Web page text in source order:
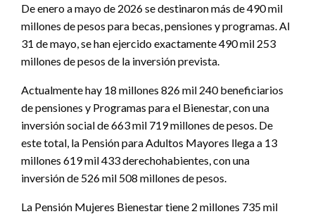
De enero a mayo de 2026 se destinaron más de 490 mil
millones de pesos para becas, pensiones y programas. Al
31 de mayo, se han ejercido exactamente 490 mil 253
millones de pesos de la inversión prevista.
Actualmente hay 18 millones 826 mil 240 beneficiarios
de pensiones y Programas para el Bienestar, con una
inversión social de 663 mil 719 millones de pesos. De
este total, la Pensión para Adultos Mayores llega a 13
millones 619 mil 433 derechohabientes, con una
inversión de 526 mil 508 millones de pesos.
La Pensión Mujeres Bienestar tiene 2 millones 735 mil